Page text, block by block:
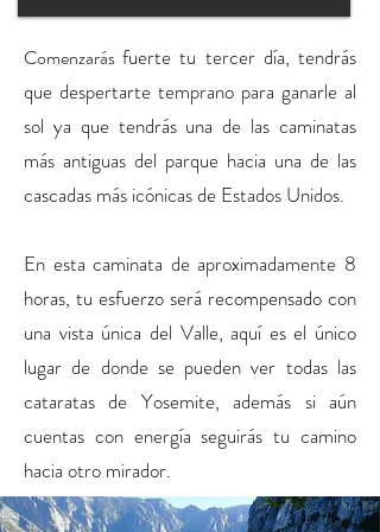
Comenzarásfuerte tu tercer día, tendrás
que despertarte temprano para ganarle al
sol ya que tendrás una de las caminatas
más antiguas del parque hacia una de las
cascadas más icónicas de Estados Unidos.
En esta caminata de aproximadamente 8
horas, tu esfuerzo será recompensado con
una vista única del Valle, aquí es el único
lugar de donde se pueden ver todas las
cataratas de Yosemite, además si aún
cuentas con energía seguirás tu camino
hacia otro mirador.